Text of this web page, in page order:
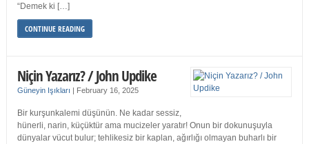
“Demek ki […]
CONTINUE READING
Niçin Yazarız? / John Updike
Güneyin Işıkları | February 16, 2025
Bir kurşunkalemi düşünün. Ne kadar sessiz,
hünerli, narin, küçüktür ama mucizeler yaratır! Onun bir dokunuşuyla
dünyalar vücut bulur; tehlikesiz bir kaplan, ağırlığı olmayan buharlı bir